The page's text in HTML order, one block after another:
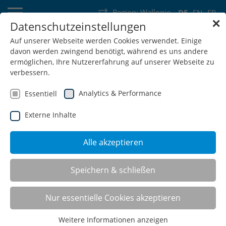
DE EN FR
Region: Wallonie
Deutschland Schweiz Österreich Belgien Frankreich
Luxemburg Niederlande Wallonie
SHOP
CNC-Werkzeugeinsätze
✕
Datenschutzeinstellungen
Auf unserer Webseite werden Cookies verwendet. Einige
davon werden zwingend benötigt, während es uns andere
ermöglichen, Ihre Nutzererfahrung auf unserer Webseite zu
verbessern.
Essentiell Analytics & Performance
Externe Inhalte
Alle akzeptieren
Speichern & schließen
Nur essentielle Cookies akzeptieren
Weitere Informationen anzeigen